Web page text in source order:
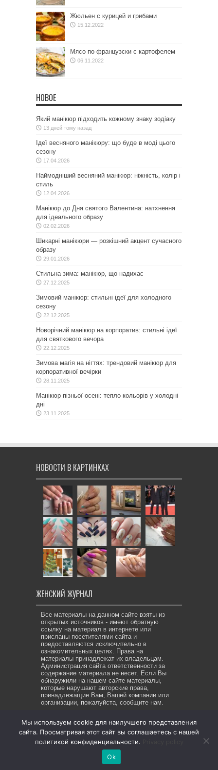
Жюльен с курицей и грибами
15.12.2022
Мясо по-французски с картофелем
06.11.2022
НОВОЕ
Який манікюр підходить кожному знаку зодіаку
13 дней тому назад
Ідеї весняного манікюру: що буде в моді цього
сезону
17.04.2026
Наймодніший весняний манікюр: ніжність, колір і
стиль
12.04.2026
Манікюр до Дня святого Валентина: натхнення
для ідеального образу
02.02.2026
Шикарні манікюри — розкішний акцент сучасного
образу
29.01.2026
Стильна зима: манікюр, що надихає
27.12.2025
Зимовий манікюр: стильні ідеї для холодного
сезону
22.12.2025
Новорічний манікюр на корпоратив: стильні ідеї
для святкового вечора
22.12.2025
Зимова магія на нігтях: трендовий манікюр для
корпоративної вечірки
28.11.2025
Манікюр пізньої осені: тепло кольорів у холодні
дні
23.11.2025
НОВОСТИ В КАРТИНКАХ
ЖЕНСКИЙ ЖУРНАЛ
Все материалы на данном сайте взяты из
открытых источников - имеют обратную
ссылку на материал в интернете или
присланы посетителями сайта и
предоставляются исключительно в
ознакомительных целях. Права на
материалы принадлежат их владельцам.
Администрация сайта ответственности за
содержание материала не несет. Если Вы
обнаружили на нашем сайте материалы,
которые нарушают авторские права,
принадлежащие Вам, Вашей компании или
организации, пожалуйста, сообщите нам.
© Copyright 2026, All Rights Reserved. Же-ЖУР все права
защищены
Мы используем cookie для наилучшего представления
сайта. Просматривая этот сайт вы соглашаетесь с нашей
политикой конфиденциальности.
Ok